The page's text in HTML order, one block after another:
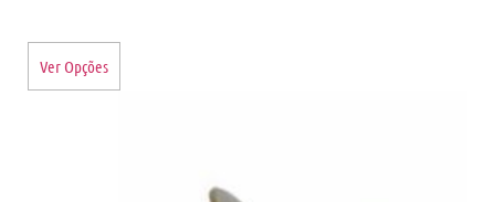
Ver Opções